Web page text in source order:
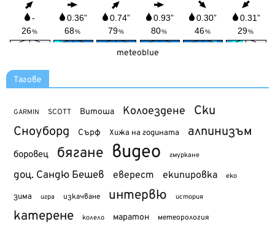
meteoblue
Тагове
GARMIN SCOTT Витоша Колоездене Ски
Сноуборд Сърф Хижа на годината алпинизъм
боровец бягане видео гмуркане
доц. Сандю Бешев еверест екипировка еко
зима игра изкачване интервю история
катерене колело маратон метеорология